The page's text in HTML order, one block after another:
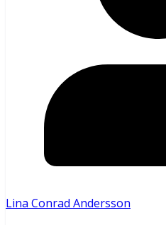
Lina Conrad Andersson